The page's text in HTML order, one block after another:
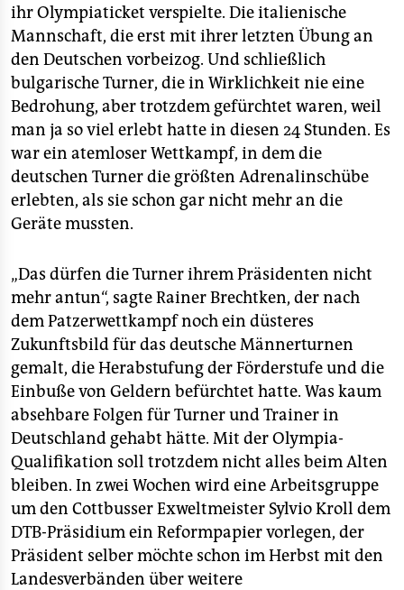
ihr Olympiaticket verspielte. Die italienische
Mannschaft, die erst mit ihrer letzten Übung an
den Deutschen vorbeizog. Und schließlich
bulgarische Turner, die in Wirklichkeit nie eine
Bedrohung, aber trotzdem gefürchtet waren, weil
man ja so viel erlebt hatte in diesen 24 Stunden. Es
war ein atemloser Wettkampf, in dem die
deutschen Turner die größten Adrenalinschübe
erlebten, als sie schon gar nicht mehr an die
Geräte mussten.
„Das dürfen die Turner ihrem Präsidenten nicht
mehr antun“, sagte Rainer Brechtken, der nach
dem Patzerwettkampf noch ein düsteres
Zukunftsbild für das deutsche Männerturnen
gemalt, die Herabstufung der Förderstufe und die
Einbuße von Geldern befürchtet hatte. Was kaum
absehbare Folgen für Turner und Trainer in
Deutschland gehabt hätte. Mit der Olympia-
Qualifikation soll trotzdem nicht alles beim Alten
bleiben. In zwei Wochen wird eine Arbeitsgruppe
um den Cottbusser Exweltmeister Sylvio Kroll dem
DTB-Präsidium ein Reformpapier vorlegen, der
Präsident selber möchte schon im Herbst mit den
Landesverbänden über weitere